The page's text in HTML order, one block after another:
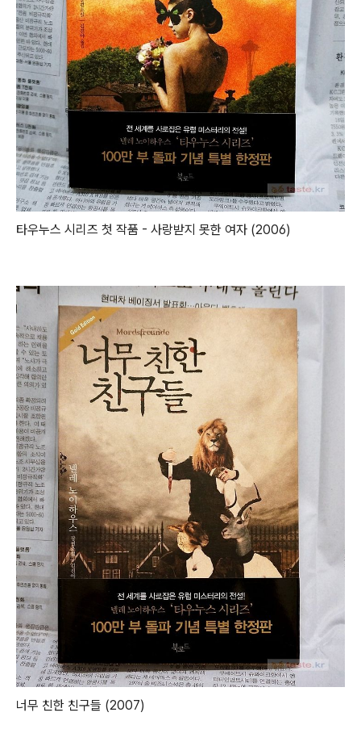
타우누스 시리즈 첫 작품 - 사랑받지 못한 여자 (2006)
너무 친한 친구들 (2007)